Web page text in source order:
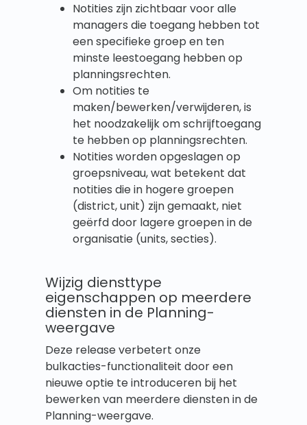
Notities zijn zichtbaar voor alle
managers die toegang hebben tot
een specifieke groep en ten
minste leestoegang hebben op
planningsrechten.
Om notities te
maken/bewerken/verwijderen, is
het noodzakelijk om schrijftoegang
te hebben op planningsrechten.
Notities worden opgeslagen op
groepsniveau, wat betekent dat
notities die in hogere groepen
(district, unit) zijn gemaakt, niet
geërfd door lagere groepen in de
organisatie (units, secties).
Wijzig diensttype
eigenschappen op meerdere
diensten in de Planning-
weergave
Deze release verbetert onze
bulkacties-functionaliteit door een
nieuwe optie te introduceren bij het
bewerken van meerdere diensten in de
Planning-weergave.